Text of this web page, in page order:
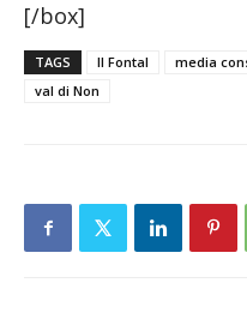
[/box]
TAGS Il Fontal media
val di Non